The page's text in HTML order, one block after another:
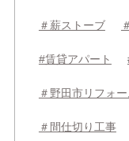
＃薪ストーブ
#賃貸アパート
＃野田市リフォー
＃間仕切り工事